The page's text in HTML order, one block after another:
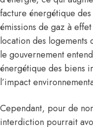
facture énergétique
émissions de gaz à
location des logements
le gouvernement
énergétique des biens
l’impact
Cependant, pour de
interdiction pourrait